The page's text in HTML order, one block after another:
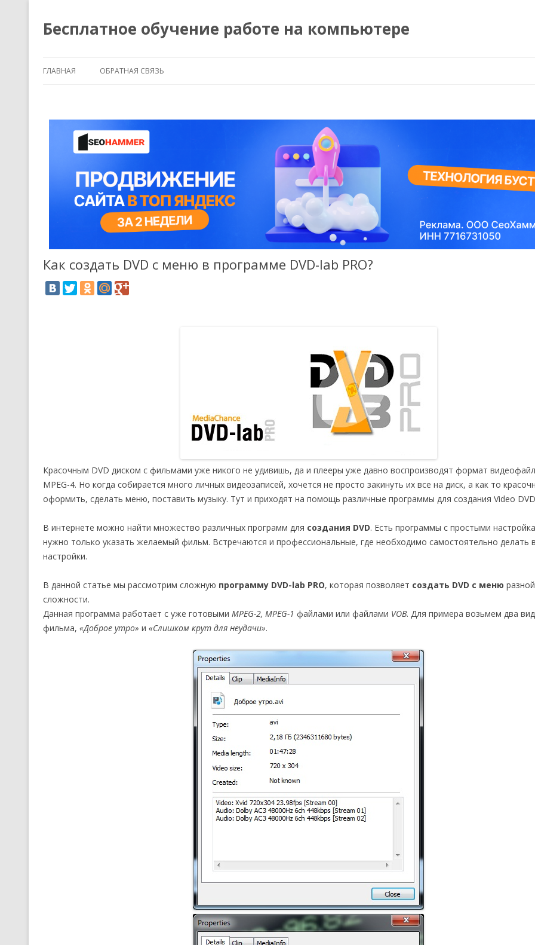
Бесплатное обучение работе на компьютере
ГЛАВНАЯ ОБРАТНАЯ СВЯЗЬ
Как создать DVD с меню в программе DVD-lab PRO?
Красочным DVD диском с фильмами уже никого не удивишь, да и плееры уже давно воспроизводят формат
MPEG-4. Но когда собирается много личных видеозаписей, хочется не просто закинуть их все на диск, а как то
оформить, сделать меню, поставить музыку. Тут и приходят на помощь различные программы для создания Video
В интернете можно найти множество различных программ для создания DVD. Есть программы с простыми
нужно только указать желаемый фильм. Встречаются и профессиональные, где необходимо самостоятельно делать
настройки.
В данной статье мы рассмотрим сложную программу DVD-lab PRO, которая позволяет создать DVD с меню разной
сложности.
Данная программа работает с уже готовыми MPEG-2, MPEG-1 файлами или файлами VOB. Для примера возьмем два
фильма, «Доброе утро» и «Слишком крут для неудачи».